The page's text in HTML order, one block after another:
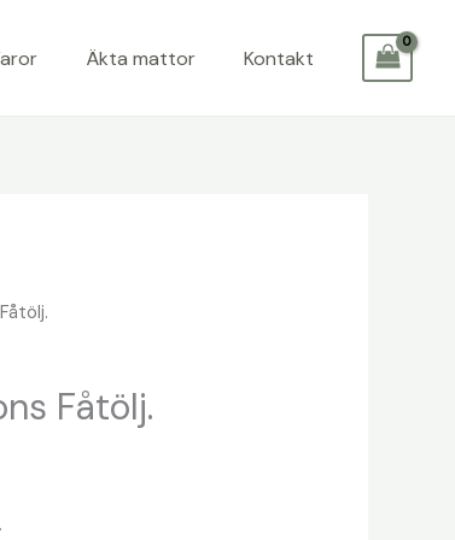
Äkta mattor Kontakt
Fåtölj.